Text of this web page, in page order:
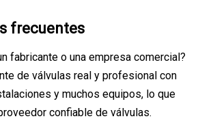
frecuentes
fabricante o una empresa comercial?
de válvulas real y profesional con
y muchos equipos, lo que
confiable de válvulas.